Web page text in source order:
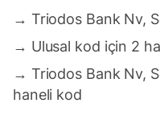
→ Triodos Bank Nv,
→ Ulusal kod için 2
→ Triodos Bank Nv,
haneli kod